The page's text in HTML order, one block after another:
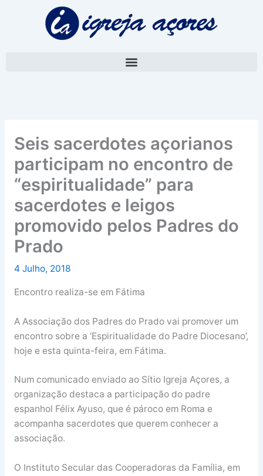
Seis sacerdotes açorianos
participam no encontro de
“espiritualidade” para
sacerdotes e leigos
promovido pelos Padres do
Prado
4 Julho, 2018
Encontro realiza-se em Fátima
A Associação dos Padres do Prado vai promover um
encontro sobre a ‘Espiritualidade do Padre Diocesano’,
hoje e esta quinta-feira, em Fátima.
Num comunicado enviado ao Sítio Igreja Açores, a
organização destaca a participação do padre
espanhol Félix Ayuso, que é pároco em Roma e
acompanha sacerdotes que querem conhecer a
associação.
O Instituto Secular das Cooperadoras da Família, em